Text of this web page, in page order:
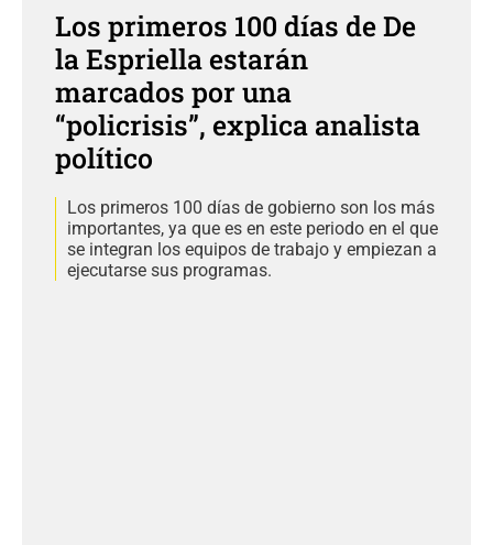
Los primeros 100 días de De
la Espriella estarán
marcados por una
“policrisis”, explica analista
político
Los primeros 100 días de gobierno son los más
importantes, ya que es en este periodo en el que
se integran los equipos de trabajo y empiezan a
ejecutarse sus programas.